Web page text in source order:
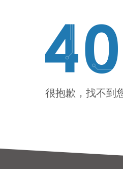
很抱歉，找不到